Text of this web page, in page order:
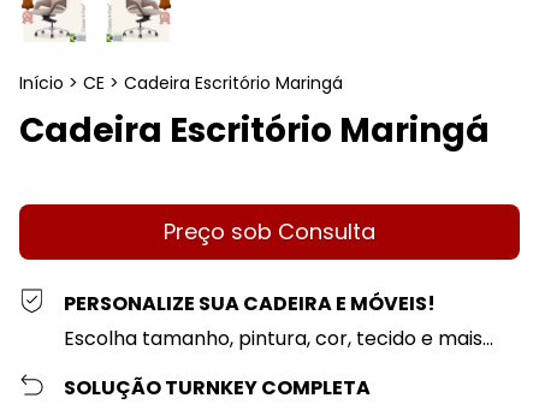
Início > CE > Cadeira Escritório Maringá
Cadeira Escritório Maringá
PERSONALIZE SUA CADEIRA E MÓVEIS!
Escolha tamanho, pintura, cor, tecido e mais...
SOLUÇÃO TURNKEY COMPLETA